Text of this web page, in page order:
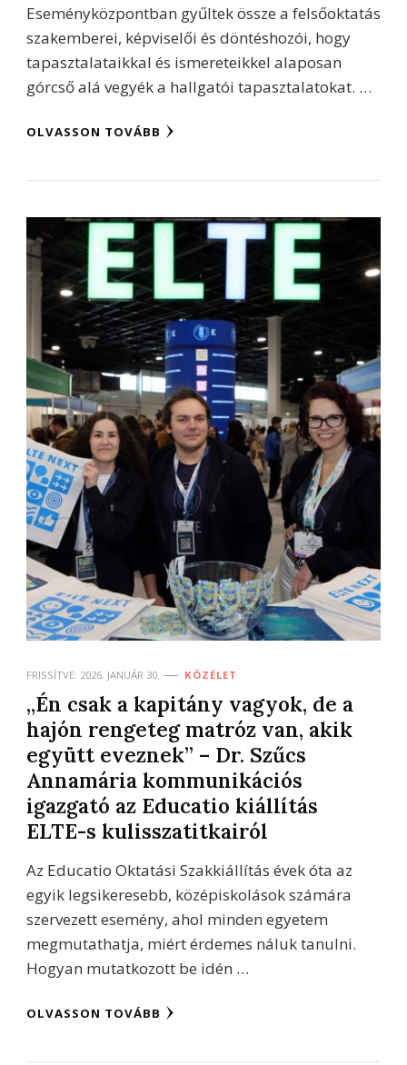
Eseményközpontban gyűltek össze a felsőoktatás
szakemberei, képviselői és döntéshozói, hogy
tapasztalataikkal és ismereteikkel alaposan
górcső alá vegyék a hallgatói tapasztalatokat. …
OLVASSON TOVÁBB
FRISSÍTVE: 2026. JANUÁR 30. KÖZÉLET
„Én csak a kapitány vagyok, de a
hajón rengeteg matróz van, akik
együtt eveznek” – Dr. Szűcs
Annamária kommunikációs
igazgató az Educatio kiállítás
ELTE-s kulisszatitkairól
Az Educatio Oktatási Szakkiállítás évek óta az
egyik legsikeresebb, középiskolások számára
szervezett esemény, ahol minden egyetem
megmutathatja, miért érdemes náluk tanulni.
Hogyan mutatkozott be idén …
OLVASSON TOVÁBB